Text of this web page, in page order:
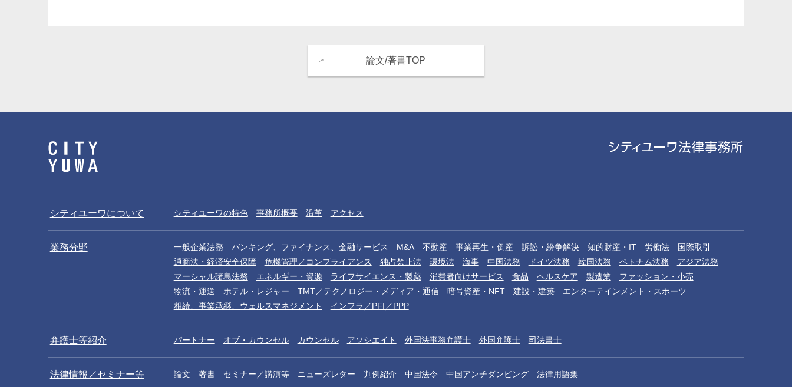
論文/著書TOP
シティユーワについて シティユーワの特色 事務所概要 沿革 アクセス
業務分野 一般企業法務 バンキング、ファイナンス、金融サービス M&A 不動産 事業再生・倒産 訴訟・紛争解決 知的財産・IT 労働法
国際取引
通商法・経済安全保障
危機管理／コンプライアンス 独占禁止法 環境法 海事 中国法務 ドイツ法務 韓国法務 ベトナム法務
アジア法務
マーシャル諸島法務
エネルギー・資源 ライフサイエンス・製薬 消費者向けサービス 食品 ヘルスケア 製造業
ファッション・小売
物流・運送
ホテル・レジャー TMT／テクノロジー・メディア・通信 暗号資産・NFT 建設・建築
エンターテインメント・スポーツ
相続、事業承継、ウェルスマネジメント
インフラ／PFI／PPP
弁護士等紹介 パートナー オブ・カウンセル カウンセル アソシエイト 外国法事務弁護士 外国弁護士 司法書士
法律情報／セミナー等 論文 著書 セミナー／講演等 ニューズレター 判例紹介 中国法令 中国アンチダンピング 法律用語集